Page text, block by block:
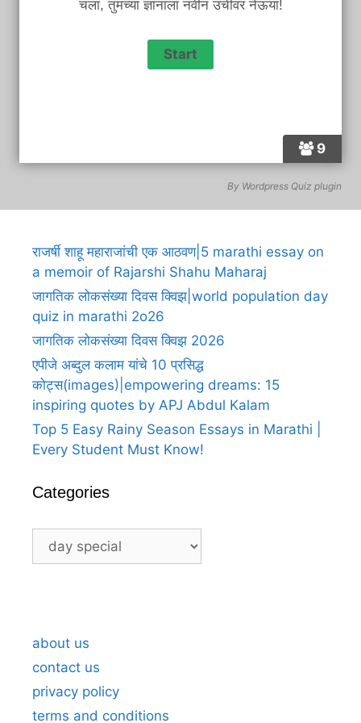
9
चला, तुमच्या ज्ञानाला नवीन उंचीवर नेऊया!
By Wordpress Quiz plugin
राजर्षी शाहू महाराजांची एक आठवण|5 marathi essay on
a memoir of Rajarshi Shahu Maharaj
जागतिक लोकसंख्या दिवस क्विझ|world population day
quiz in marathi 2o26
जागतिक लोकसंख्या दिवस क्विझ 2026
एपीजे अब्दुल कलाम यांचे 10 प्रसिद्ध
कोट्स(images)|empowering dreams: 15
inspiring quotes by APJ Abdul Kalam
Top 5 Easy Rainy Season Essays in Marathi |
Every Student Must Know!
Categories
Categories
about us
contact us
privacy policy
terms and conditions